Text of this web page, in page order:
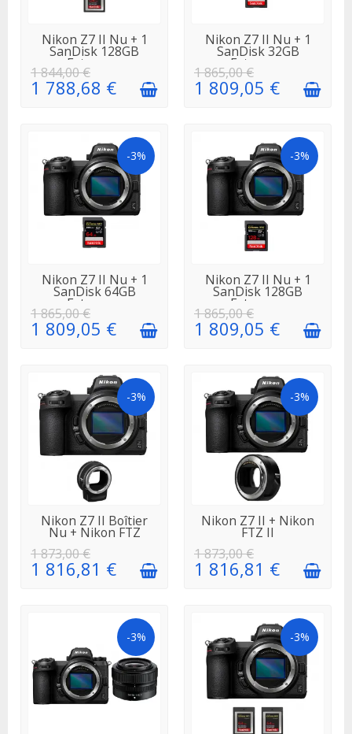
EN STOCK
Nikon Z7 II Nu + 1
SanDisk 128GB
Extreme...
1 844,00 €
1 788,68 €
EN STOCK
Nikon Z7 II Nu + 1
SanDisk 32GB
Extreme...
1 865,00 €
1 809,05 €
-3%
EN STOCK
Nikon Z7 II Nu + 1
SanDisk 64GB
Extreme...
1 865,00 €
1 809,05 €
-3%
EN STOCK
Nikon Z7 II Nu + 1
SanDisk 128GB
Extreme...
1 865,00 €
1 809,05 €
-3%
EN STOCK
Nikon Z7 II Boîtier
Nu + Nikon FTZ
1 873,00 €
1 816,81 €
-3%
EN STOCK
Nikon Z7 II + Nikon
FTZ II
1 873,00 €
1 816,81 €
-3% -3%